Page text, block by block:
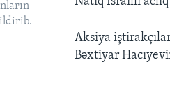
Aksiya
Bəxtiyar